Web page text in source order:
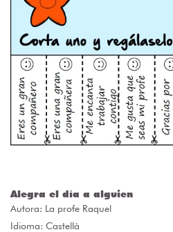
Alegra el día a alguien
Autora: La profe Raquel
Idioma: Castellà